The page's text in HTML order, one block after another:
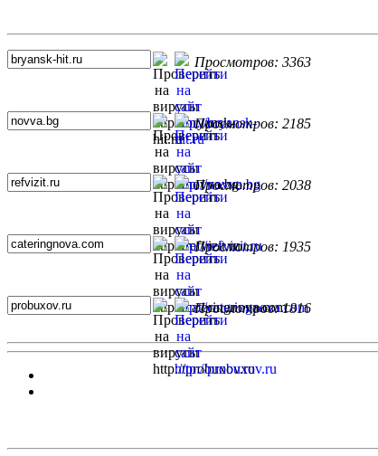
Просмотров: 3363
Просмотров: 2185
Просмотров: 2038
Просмотров: 1935
Просмотров: 1816